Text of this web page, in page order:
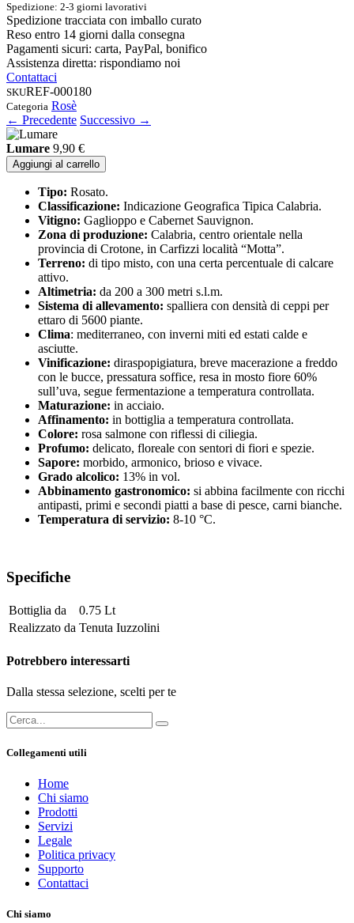
Spedizione: 2-3 giorni lavorativi
Spedizione tracciata con imballo curato
Reso entro 14 giorni dalla consegna
Pagamenti sicuri: carta, PayPal, bonifico
Assistenza diretta: rispondiamo noi
Contattaci
SKUREF-000180
Categoria Rosè
← Precedente Successivo →
Lumare 9,90 €
Aggiungi al carrello
Tipo: Rosato.
Classificazione: Indicazione Geografica Tipica Calabria.
Vitigno: Gaglioppo e Cabernet Sauvignon.
Zona di produzione: Calabria, centro orientale nella
provincia di Crotone, in Carfizzi località “Motta”.
Terreno: di tipo misto, con una certa percentuale di calcare
attivo.
Altimetria: da 200 a 300 metri s.l.m.
Sistema di allevamento: spalliera con densità di ceppi per
ettaro di 5600 piante.
Clima: mediterraneo, con inverni miti ed estati calde e
asciutte.
Vinificazione: diraspopigiatura, breve macerazione a freddo
con le bucce, pressatura soffice, resa in mosto fiore 60%
sull’uva, segue fermentazione a temperatura controllata.
Maturazione: in acciaio.
Affinamento: in bottiglia a temperatura controllata.
Colore: rosa salmone con riflessi di ciliegia.
Profumo: delicato, floreale con sentori di fiori e spezie.
Sapore: morbido, armonico, brioso e vivace.
Grado alcolico: 13% in vol.
Abbinamento gastronomico: si abbina facilmente con ricchi
antipasti, primi e secondi piatti a base di pesce, carni bianche.
Temperatura di servizio: 8-10 °C.
Specifiche
Bottiglia da
0.75 Lt
Realizzato da Tenuta Iuzzolini
Potrebbero interessarti
Dalla stessa selezione, scelti per te
Collegamenti utili
Home
Chi siamo
Prodotti
Servizi
Legale
Politica privacy
Supporto
Contattaci
Chi siamo